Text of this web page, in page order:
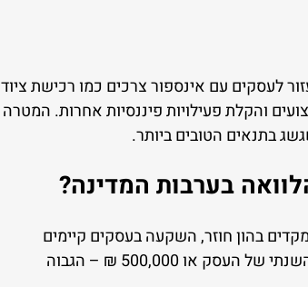
לעסקים עם אינספור צרכים כמו רכישת ציוד
והקלת פעילויות פיננסיות אחרות. המטרה
בתנאים הטובים ביותר.
בערבות המדינה?
בהון חוזר, השקעה בעסקים קיימים
והלוואות מפורשות לעסקים בהקמה. סכום ההלוואה נקבע לפי 8% מהמחזור השנתי של העסק או 500,000 ₪ – הגבוה